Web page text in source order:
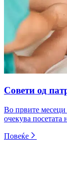
Совети од
Во првите месеци
очекува посетата
Повеќе